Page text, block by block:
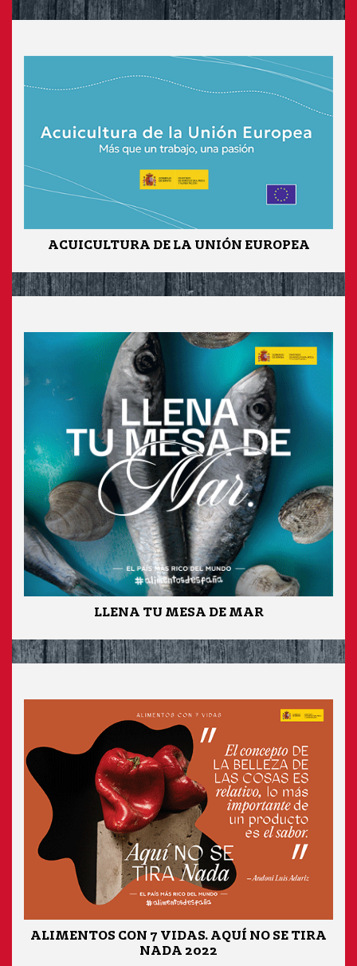
ACUICULTURA DE LA UNIÓN EUROPEA
LLENA TU MESA DE MAR
ALIMENTOS CON 7 VIDAS. AQUÍ NO SE TIRA
NADA 2022